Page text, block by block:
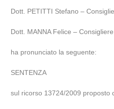
Dott. PETITTI Stefano –
Dott. MANNA Felice – Consigliere
ha pronunciato la seguente:
SENTENZA
sul ricorso 13724/2009 proposto